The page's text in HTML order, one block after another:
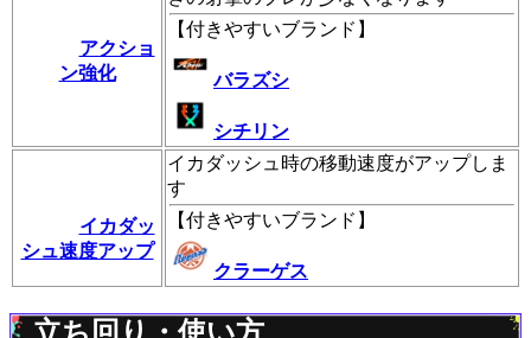
アクショ
ン強化
【付きやすいブランド 】
バラズシ
シチリン
イカダッ
シュ速度アップ
イカダッシュ時の移動速度がアップしま
す
【付きやすいブランド 】
クラーゲス